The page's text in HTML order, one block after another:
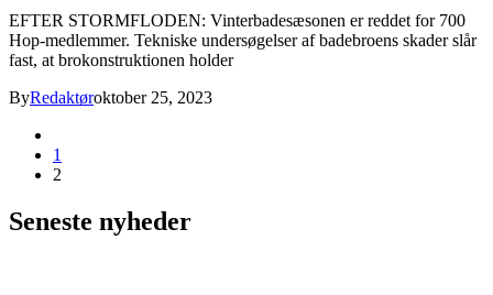
EFTER STORMFLODEN: Vinterbadesæsonen er reddet for 700
Hop-medlemmer. Tekniske undersøgelser af badebroens skader slår
fast, at brokonstruktionen holder
ByRedaktøroktober 25, 2023
1
2
Seneste nyheder